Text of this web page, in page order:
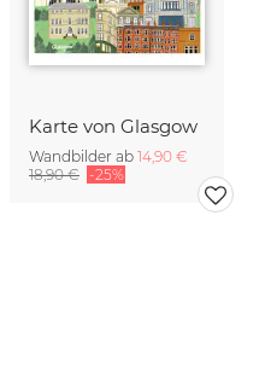
Karte von Glasgow
Wandbilder ab 14,90 €
18,90 € -25%